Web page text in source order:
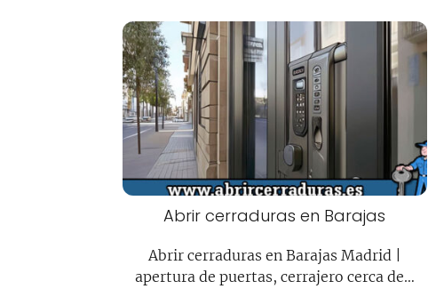
Abrir cerraduras en Barajas
Abrir cerraduras en Barajas Madrid |
apertura de puertas, cerrajero cerca de…